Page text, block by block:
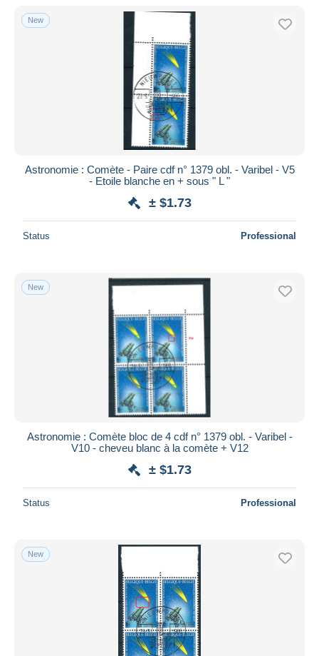
New
Astronomie : Comète - Paire cdf n° 1379 obl. - Varibel - V5
- Etoile blanche en + sous " L "
± $1.73
Status Professional
New
Astronomie : Comète bloc de 4 cdf n° 1379 obl. - Varibel -
V10 - cheveu blanc à la comète + V12
± $1.73
Status Professional
New